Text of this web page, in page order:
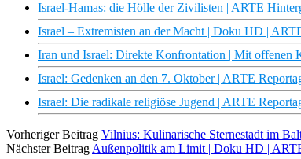
Israel-Hamas: die Hölle der Zivilisten | ARTE
Israel – Extremisten an der Macht | Doku HD |
Iran und Israel: Direkte Konfrontation | Mit offenen
Israel: Gedenken an den 7. Oktober | ARTE
Israel: Die radikale religiöse Jugend | ARTE
Vorheriger Beitrag Vilnius: Kulinarische Sternestadt im
Nächster Beitrag Außenpolitik am Limit | Doku HD |